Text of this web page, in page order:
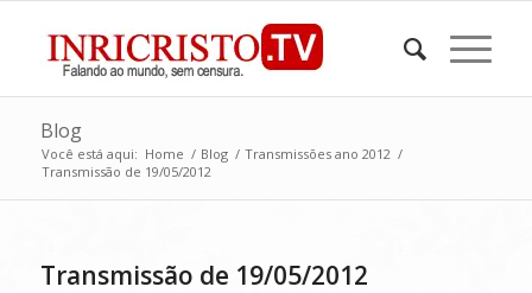
Blog
Você está aqui: Home / Blog / Transmissões ano 2012 /
Transmissão de 19/05/2012
Transmissão de 19/05/2012